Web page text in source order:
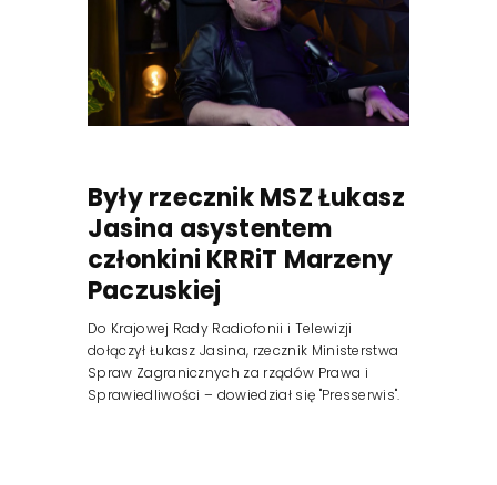
Były rzecznik MSZ Łukasz
Jasina asystentem
członkini KRRiT Marzeny
Paczuskiej
Do Krajowej Rady Radiofonii i Telewizji
dołączył Łukasz Jasina, rzecznik Ministerstwa
Spraw Zagranicznych za rządów Prawa i
Sprawiedliwości – dowiedział się "Presserwis".